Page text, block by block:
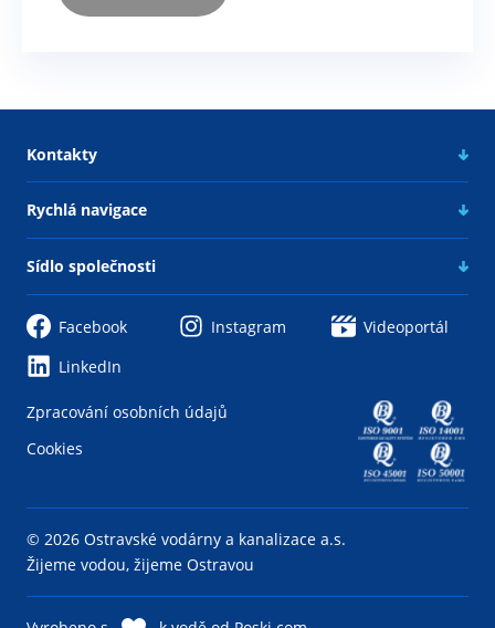
Kontakty
Rychlá navigace
Sídlo společnosti
Facebook Instagram
Videoportál
LinkedIn
Zpracování osobních údajů
Cookies
© 2026 Ostravské vodárny a kanalizace a.s.
Žijeme vodou, žijeme Ostravou